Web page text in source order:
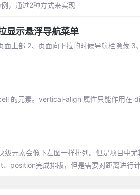
，通过2种方式来实现
显示悬浮导航菜单
上部 2、页面向下拉的时候导航栏隐藏 3
的元素。vertical-align 属性只能作用
元素会像下左图一样排列。但是项目中
position完成排版，但是需要对距离进行